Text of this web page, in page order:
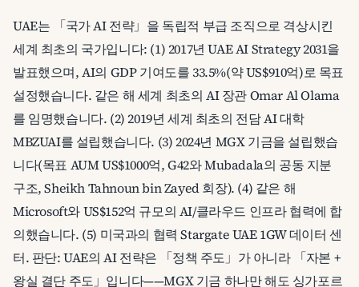
UAE는 「국가 AI 전략」을 독립적 부급 조직으로 격상시킨
세계 최초의 국가입니다: (1) 2017년 UAE AI Strategy 2031을
발표했으며, AI의 GDP 기여도를 33.5%(약 US$910억)로 목표
설정했습니다. 같은 해 세계 최초의 AI 장관 Omar Al Olama
를 임명했습니다. (2) 2019년 세계 최초의 전담 AI 대학
MBZUAI를 설립했습니다. (3) 2024년 MGX 기금을 설립했습
니다(목표 AUM US$1000억, G42와 Mubadala의 공동 지분
구조, Sheikh Tahnoun bin Zayed 회장). (4) 같은 해
Microsoft와 US$152억 규모의 AI/클라우드 인프라 협력에 합
의했습니다. (5) 미국과의 협력 Stargate UAE 1GW 데이터 센
터. 판단: UAE의 AI 전략은 「정책 주도」가 아니라 「자본 +
왕실 결단 주도」입니다——MGX 기금 하나만 해도 싱가포르